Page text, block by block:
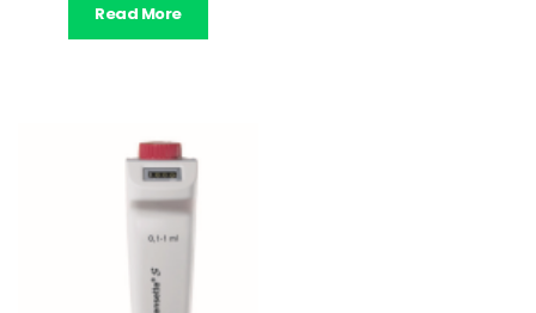
Read More